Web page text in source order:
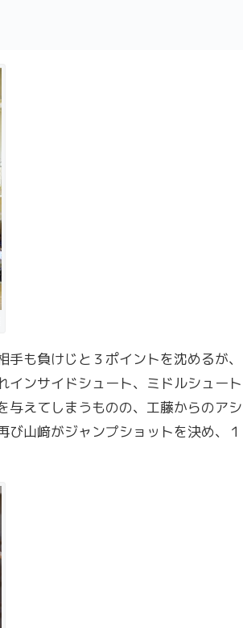
も負けじと３ポイントを沈めるが、
インサイドシュート、ミドルシュート
与えてしまうものの、工藤からのアシ
山﨑がジャンプショットを決め、１